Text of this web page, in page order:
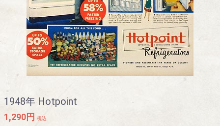
1948年 Hotpoint
1,290円 税込